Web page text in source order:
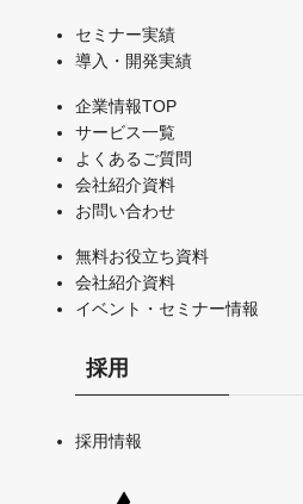
セミナー実績
導入・開発実績
企業情報TOP
サービス一覧
よくあるご質問
会社紹介資料
お問い合わせ
無料お役立ち資料
会社紹介資料
イベント・セミナー情報
採用
採用情報